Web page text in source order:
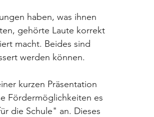
haben, was ihnen
gehörte Laute korrekt
macht. Beides sind
werden können.
kurzen Präsentation
Fördermöglichkeiten es
die Schule" an. Dieses